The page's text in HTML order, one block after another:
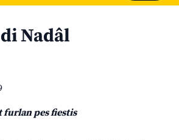
Nadâl
furlan pes fiestis